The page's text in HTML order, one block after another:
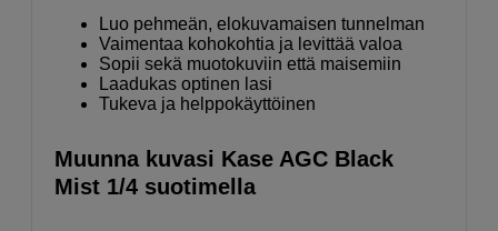
Luo pehmeän, elokuvamaisen tunnelman
Vaimentaa kohokohtia ja levittää valoa
Sopii sekä muotokuviin että maisemiin
Laadukas optinen lasi
Tukeva ja helppokäyttöinen
Muunna kuvasi Kase AGC Black
Mist 1/4 suotimella